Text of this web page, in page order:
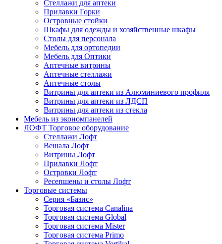
Стеллажи для аптеки
Прилавки Горки
Островные стойки
Шкафы для одежды и хозяйственные шкафы
Столы для персонала
Мебель для ортопедии
Мебель для Оптики
Аптечные витрины
Аптечные стеллажи
Аптечные столы
Витрины для аптеки из Алюминиевого профиля
Витрины для аптеки из ЛДСП
Витрины для аптеки из стекла
Мебель из экономпанелей
ЛОФТ Торговое оборудование
Стеллажи Лофт
Вешала Лофт
Витрины Лофт
Прилавки Лофт
Островки Лофт
Ресепшены и столы Лофт
Торговые системы
Серия «Базис»
Торговая система Canalina
Торговая система Global
Торговая система Mister
Торговая система Primo